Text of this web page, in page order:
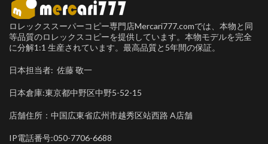
ロレックススーパーコピー専門店Mercari777.comでは、本物と同
等品質のロレックスコピーを提供しています。本物モデルを完全
に分解1:1 生産されています。最高品質と5年間の保証。
日本担当者: 佐藤 敬一
日本倉庫:東京都中野区中野5-52-15
店舗住所：中国広東省広州市越秀区站西路 A店舗
IP電話番号:050-7706-6688